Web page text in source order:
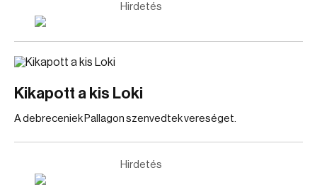
Hirdetés
Kikapott a kis Loki
A debreceniek Pallagon szenvedtek vereséget.
Hirdetés